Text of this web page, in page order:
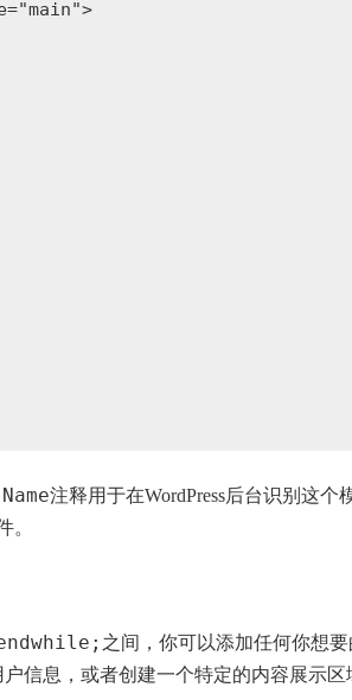
注释用于在WordPress后台识别这个
。
之间，你可以添加任何你想
信息，或者创建一个特定的内容展示区